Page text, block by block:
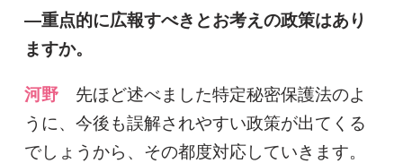
―重点的に広報すべきとお考えの政策はあり
ますか。
河野
先ほど述べました特定秘密保護法のよ
うに、今後も誤解されやすい政策が出てくる
でしょうから、その都度対応していきます。